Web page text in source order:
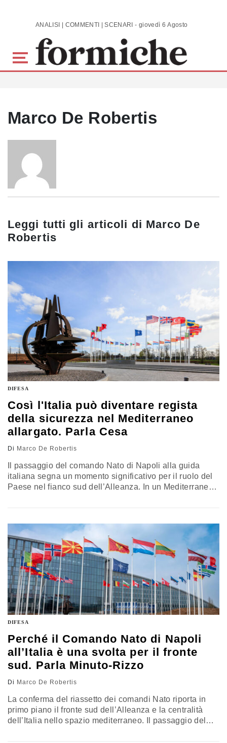
Skip to main content ANALISI | COMMENTI | SCENARI - giovedì 6 Agosto 2026
Marco De Robertis
Leggi tutti gli articoli di Marco De
Robertis
DIFESA
Così l'Italia può diventare regista
della sicurezza nel Mediterraneo
allargato. Parla Cesa
Di Marco De Robertis
Il passaggio del comando Nato di Napoli alla guida
italiana segna un momento significativo per il ruolo del
Paese nel fianco sud dell’Alleanza. In un Mediterraneo
fase che chiama Roma a un salto di qualità strategico.
Airpress ha intervistato Lorenzo Cesa, presidente della
delegazione italiana presso l’Assemblea parlamentare
della Nato
DIFESA
Perché il Comando Nato di Napoli
all’Italia è una svolta per il fronte
sud. Parla Minuto-Rizzo
Di Marco De Robertis
La conferma del riassetto dei comandi Nato riporta in
primo piano il fronte sud dell’Alleanza e la centralità
dell’Italia nello spazio mediterraneo. Il passaggio del